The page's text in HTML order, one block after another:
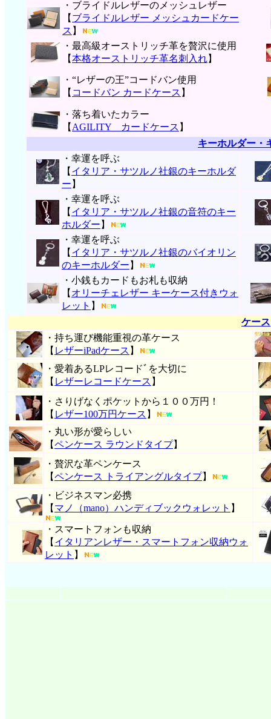
・ブライドルレザーのメッシュレザー
【 ブライドルレザー メッシュカードケー
ス 】
・最高級オーストリッチ革を贅沢に使用
【本格オーストリッチ革名刺入れ】
・“レザーの王”コードバン使用
【 コードバン カードケース 】
・落ち着いたカラー
【 AGILITY カードケース 】
キーホルダー・
・幸運を呼ぶ
【 イタリア・サツルノ社銀のキーホルダ
ー 】
・幸運を呼ぶ
【 イタリア・サツルノ社銀の音符のキー
ホルダー 】
・幸運を呼ぶ
【 イタリア・サツルノ社銀のバイオリン
のキーホルダー 】
・小銭もカードもお札も収納
【 オリーチェレザー キーケース付きウォ
レット 】
ケース
・持ち運び機能重視の革ケース
【 レザーiPadケース 】
・愛着あるLPレコードﾞを大切に
【 レザーレコードケース 】
・さりげなくポケットから１００万円！
【 レザー100万円ケース 】
・丸い形が愛らしい
【ペンケース ラウンドタイプ】
・贅沢な革ペンケース
【ペンケース トライアングルタイプ】
・ビジネスマン必携
【 マノ（mano）ハンディブックウォレット 】
・スマートフォンも収納
【 イタリアンレザー・スマートフォン収納ウォ
レット 】